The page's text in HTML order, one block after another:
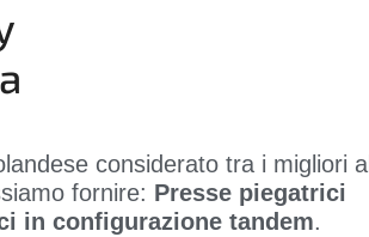
considerato tra i migliori al
fornire: Presse piegatrici
in configurazione tandem.